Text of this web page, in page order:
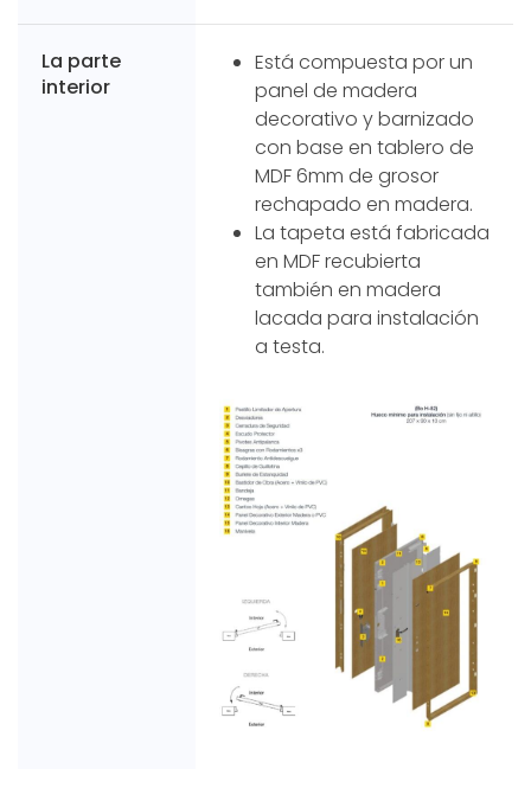
La parte
interior
Está compuesta por un
panel de madera
decorativo y barnizado
con base en tablero de
MDF 6mm de grosor
rechapado en madera.
La tapeta está fabricada
en MDF recubierta
también en madera
lacada para instalación
a testa.